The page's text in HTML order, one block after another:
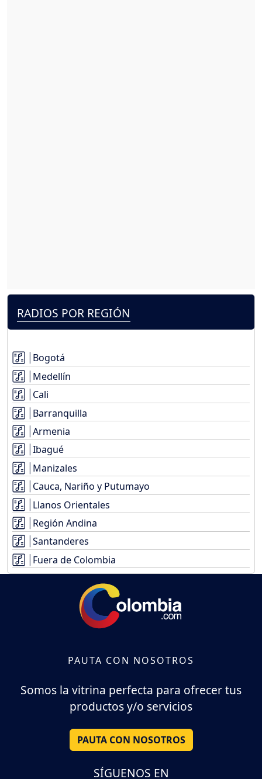
RADIOS POR REGIÓN
Bogotá
Medellín
Cali
Barranquilla
Armenia
Ibagué
Manizales
Cauca, Nariño y Putumayo
Llanos Orientales
Región Andina
Santanderes
Fuera de Colombia
PAUTA CON NOSOTROS
Somos la vitrina perfecta para ofrecer tus
productos y/o servicios
PAUTA CON NOSOTROS
SÍGUENOS EN